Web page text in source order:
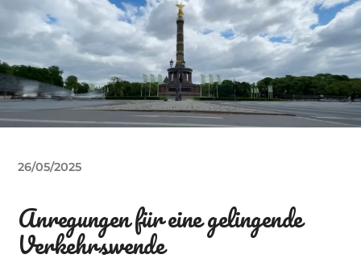
26/05/2025
Anregungen für eine gelingende
Verkehrswende